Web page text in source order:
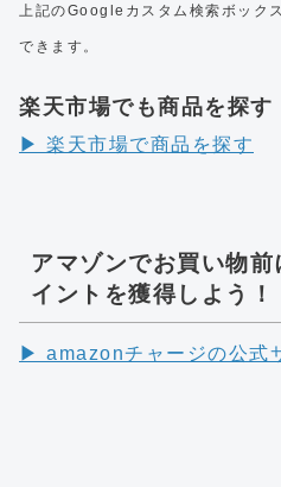
上記のGoogleカスタム検索ボック
できます。
楽天市場でも商品を探す
▶︎ 楽天市場で商品を探す
アマゾンでお買い物
イントを獲得しよう！
▶︎ amazonチャージの公式